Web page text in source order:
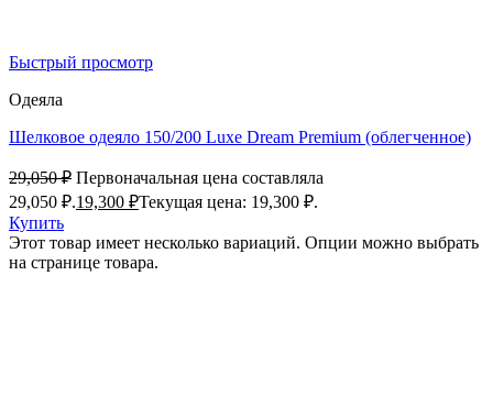
Быстрый просмотр
Одеяла
Шелковое одеяло 150/200 Luxe Dream Premium (облегченное)
29,050₽ Первоначальная цена составляла
29,050 ₽.19,300 ₽Текущая цена: 19,300 ₽.
Купить
Этот товар имеет несколько вариаций. Опции можно выбрать
на странице товара.